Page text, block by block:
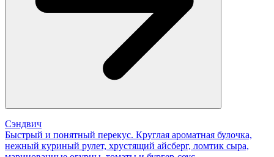
Сэндвич
Быстрый и понятный перекус. Круглая ароматная булочка,
нежный куриный рулет, хрустящий айсберг, ломтик сыра,